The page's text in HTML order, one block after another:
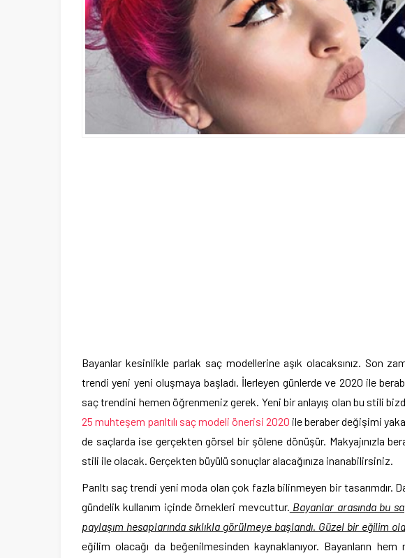
Bayanlar kesinlikle parlak saç modellerine aşık olacaksınız. Son
trendi yeni yeni oluşmaya başladı. İlerleyen günlerde ve 2020 ile
saç trendini hemen öğrenmeniz gerek. Yeni bir anlayış olan bu stili
25 muhteşem parıltılı saç modeli önerisi 2020 ile beraber değişimi
de saçlarda ise gerçekten görsel bir şölene dönüşür. Makyajınızla
stili ile olacak. Gerçekten büyülü sonuçlar alacağınıza inanabilirsiniz.
Parıltı saç trendi yeni moda olan çok fazla bilinmeyen bir tasarımdır.
gündelik kullanım içinde örnekleri mevcuttur. Bayanlar arasında bu
paylaşım hesaplarında sıklıkla görülmeye başlandı. Güzel bir eğilim
eğilim olacağı da beğenilmesinden kaynaklanıyor. Bayanların